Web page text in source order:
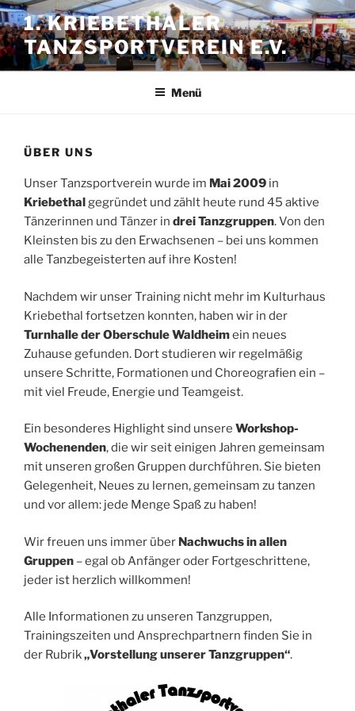
Zum
Inhalt
springen
1. KRIEBETHALER
TANZSPORTVEREIN E.V.
Menü
ÜBER UNS
Unser Tanzsportverein wurde im Mai 2009 in
Kriebethalgegründet und zählt heute rund 45 aktive
Tänzerinnen und Tänzer in dreiTanzgruppen. Von den
Kleinsten bis zu den Erwachsenen – bei uns kommen
alle Tanzbegeisterten auf ihre Kosten!
Nachdem wir unser Training nicht mehr im Kulturhaus
Kriebethal fortsetzen konnten, haben wir in der
Turnhalle der Oberschule Waldheimein neues
Zuhause gefunden. Dort studieren wir regelmäßig
unsere Schritte, Formationen und Choreografien ein –
mit viel Freude, Energie und Teamgeist.
Ein besonderes Highlight sind unsere Workshop-
Wochenenden, die wir seit einigen Jahren gemeinsam
mit unseren großen Gruppen durchführen. Sie bieten
Gelegenheit, Neues zu lernen, gemeinsam zu tanzen
und vor allem: jede Menge Spaß zu haben!
Wir freuen uns immer über Nachwuchs in allen
Gruppen – egal ob Anfänger oder Fortgeschrittene,
jeder ist herzlich willkommen!
Alle Informationen zu unseren Tanzgruppen,
Trainingszeiten und Ansprechpartnern finden Sie in
der Rubrik„Vorstellung unserer Tanzgruppen“.